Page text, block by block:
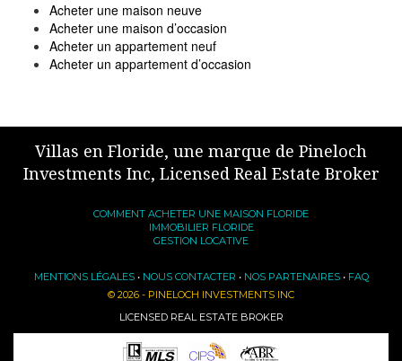
Acheter une maison neuve
Acheter une maison d’occasion
Acheter un appartement neuf
Acheter un appartement d’occasion
Villas en Floride, une marque de Pineloch
Investments Inc, Licensed Real Estate Broker
COMMENT ACHETER UNE MAISON FLORIDE
IMMOBILIER FLORIDE
GESTION LOCATIVE
MENTIONS LÉGALES• NOUS CONTACTER • NOS PARTENAIRES• FAQ
© 2026 - PINELOCH INVESTMENTS INC
LICENSED REAL ESTATE BROKER